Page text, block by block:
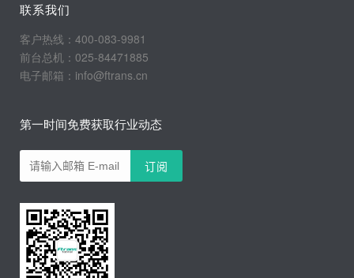
联系我们
客户热线：400-083-9981
前台总机：025-84471885
电子邮箱：info@ftrans.cn
第一时间免费获取行业动态